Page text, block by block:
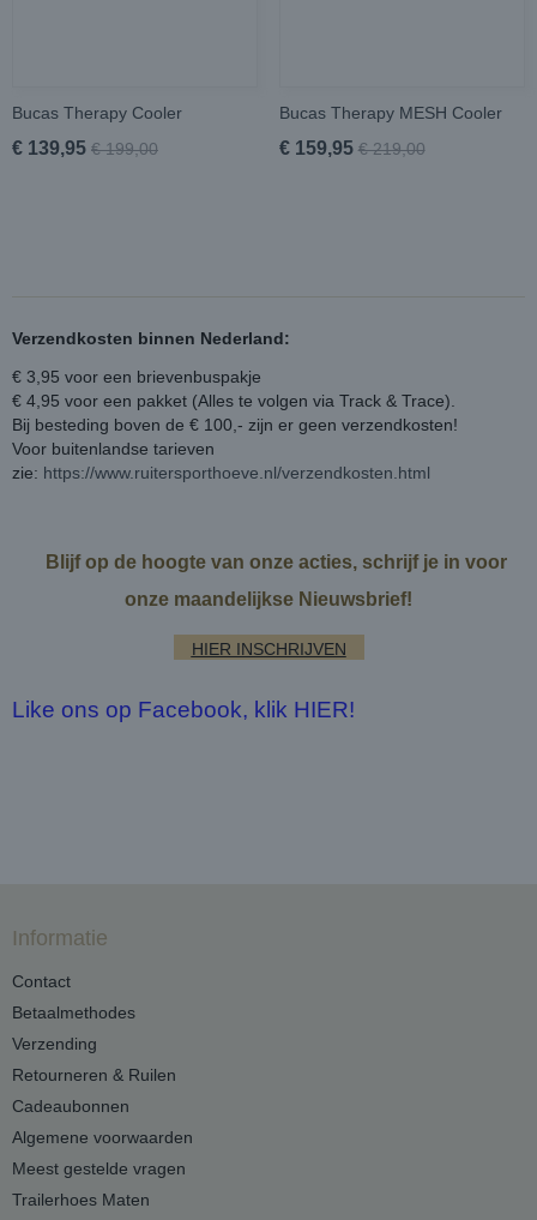
Bucas Therapy Cooler
€ 139,95 € 199,00
Bucas Therapy MESH Cooler
€ 159,95 € 219,00
Verzendkosten binnen Nederland:
€ 3,95 voor een brievenbuspakje
€ 4,95 voor een pakket (Alles te volgen via Track & Trace).
Bij besteding boven de € 100,- zijn er geen verzendkosten!
Voor buitenlandse tarieven
zie: https://www.ruitersporthoeve.nl/verzendkosten.html
Blijf op de hoogte van onze acties, schrijf je in voor
onze maandelijkse Nieuwsbrief!
HIER INSCHRIJVEN
Like ons op Facebook, klik HIER!
Informatie
Contact
Betaalmethodes
Verzending
Retourneren & Ruilen
Cadeaubonnen
Algemene voorwaarden
Meest gestelde vragen
Trailerhoes Maten